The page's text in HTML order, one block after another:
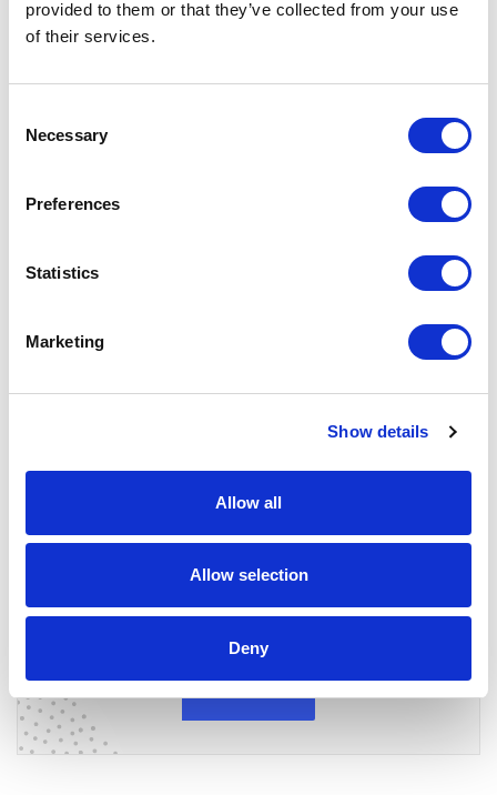
provided to them or that they’ve collected from your use
of their services.
Selection
Necessary
Preferences
Statistics
Marketing
Show details
Allow all
Allow selection
Deny
Accedi al catalogo completo
soluzioni disponibili e puoi richiedere preventivi
Iscriviti alla nostra
Newsletter